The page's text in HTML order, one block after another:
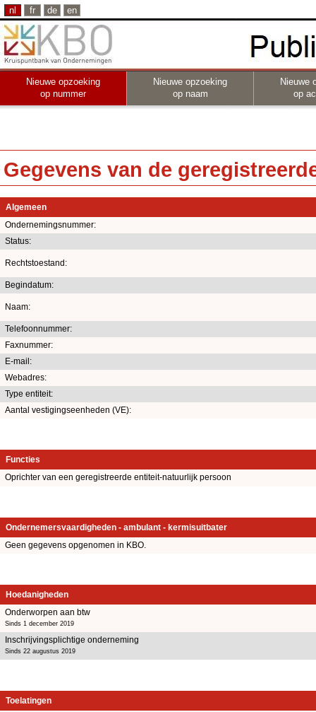
nl fr de en
Nieuwe opzoeking
op nummer
Nieuwe opzoeking
op naam
Nieuwe
op
Gegevens van de
Algemeen
Ondernemingsnummer:
Status:
Rechtstoestand:
Begindatum:
Naam:
Telefoonnummer:
Faxnummer:
E-mail:
Webadres:
Type entiteit:
Aantal vestigingseenheden (VE):
Functies
Oprichter van een geregistreerde entiteit-natuurlijk persoon
Ondernemersvaardigheden - ambulant - kermisuitbater
Geen gegevens opgenomen in KBO.
Hoedanigheden
Onderworpen aan btw
Sinds 1 december 2019
Inschrijvingsplichtige onderneming
Sinds 22 augustus 2019
Toelatingen